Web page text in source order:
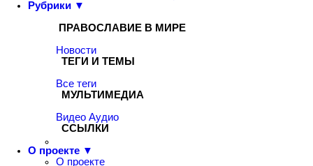
Рубрики ▼
ПРАВОСЛАВИЕ В МИРЕ
Новости
ТЕГИ И ТЕМЫ
Все теги
МУЛЬТИМЕДИА
Видео Аудио
ССЫЛКИ
О проекте ▼
О проекте